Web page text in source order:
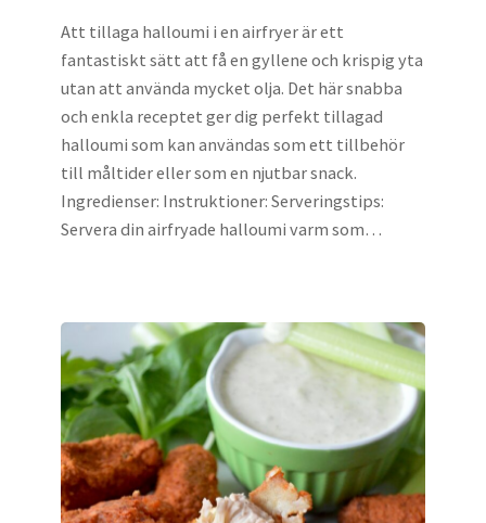
Att tillaga halloumi i en airfryer är ett
fantastiskt sätt att få en gyllene och krispig yta
utan att använda mycket olja. Det här snabba
och enkla receptet ger dig perfekt tillagad
halloumi som kan användas som ett tillbehör
till måltider eller som en njutbar snack.
Ingredienser: Instruktioner: Serveringstips:
Servera din airfryade halloumi varm som…